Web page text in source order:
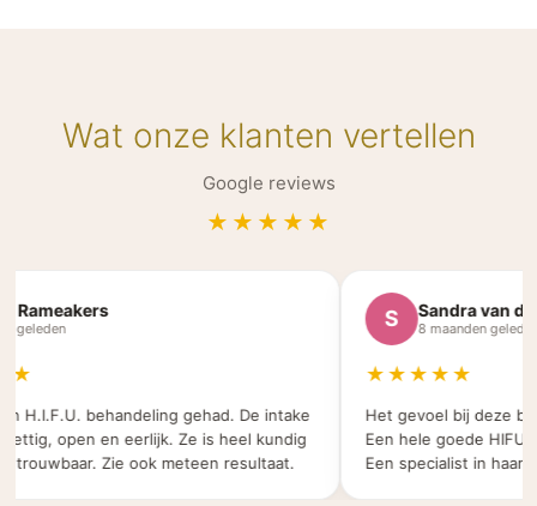
Wat onze klanten vertellen
Google reviews
★★★★★
Rameakers
geleden
H.I.F.U. behandeling gehad. De intake
open en eerlijk. Ze is heel kundig
Zie ook meteen resultaat.
S Sandra van der
8 maanden geleden
★★★★★
Het gevoel bij deze
Een hele goede HIFU
Een specialist in haar